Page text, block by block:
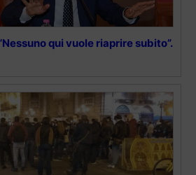
qui vuole riaprire subito”.